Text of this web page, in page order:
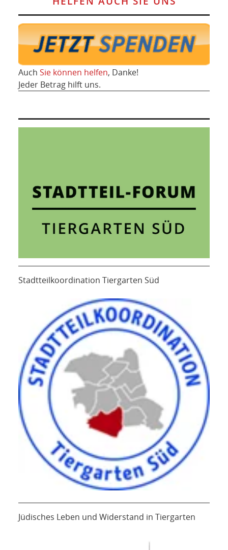
Auch Sie können helfen, Danke!
Jeder Betrag hilft uns.
Stadtteilkoordination Tiergarten Süd
Jüdisches Leben und Widerstand in Tiergarten